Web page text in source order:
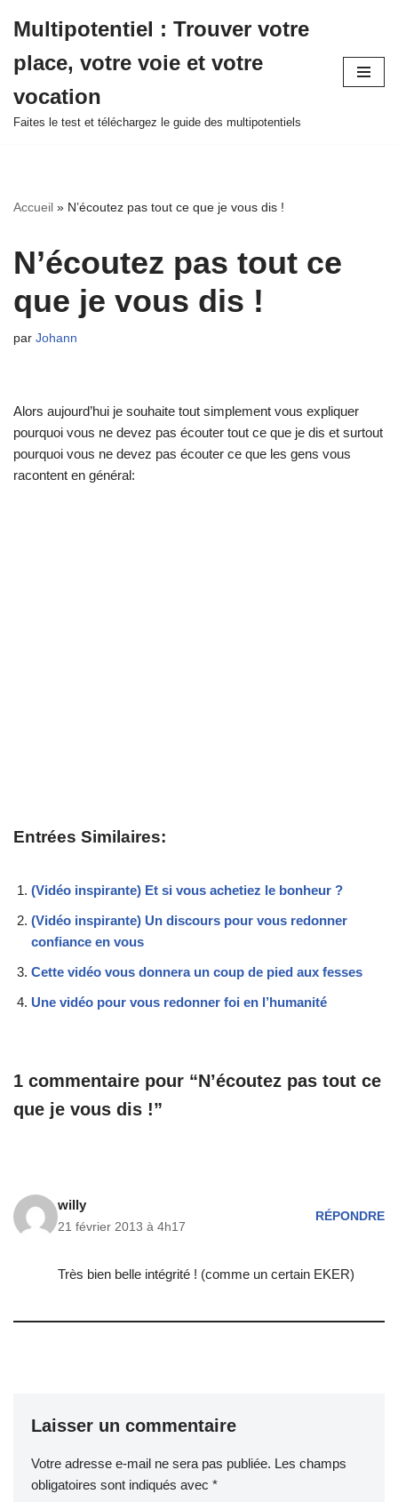
au
contenu
Multipotentiel : Trouver votre
place, votre voie et votre
vocation
Faites le test et téléchargez le guide des multipotentiels
Accueil » N’écoutez pas tout ce que je vous dis !
N’écoutez pas tout ce
que je vous dis !
par Johann
Alors aujourd’hui je souhaite tout simplement vous expliquer
pourquoi vous ne devez pas écouter tout ce que je dis et surtout
pourquoi vous ne devez pas écouter ce que les gens vous
racontent en général:
Entrées Similaires:
(Vidéo inspirante) Et si vous achetiez le bonheur ?
(Vidéo inspirante) Un discours pour vous redonner
confiance en vous
Cette vidéo vous donnera un coup de pied aux fesses
Une vidéo pour vous redonner foi en l’humanité
1 commentaire pour “N’écoutez pas tout ce
que je vous dis !”
willy
21 février 2013 à 4h17
RÉPONDRE
Très bien belle intégrité ! (comme un certain EKER)
Laisser un commentaire
Votre adresse e-mail ne sera pas publiée. Les champs
obligatoires sont indiqués avec *